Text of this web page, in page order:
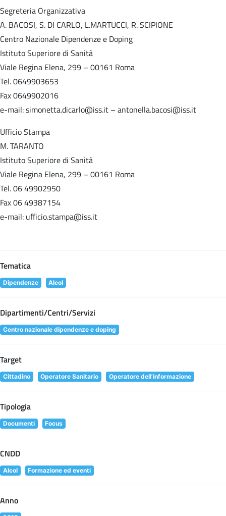
Segreteria Organizzativa
A. BACOSI, S. DI CARLO, L.MARTUCCI, R. SCIPIONE
Centro Nazionale Dipendenze e Doping
Istituto Superiore di Sanità
Viale Regina Elena, 299 – 00161 Roma
Tel. 0649903653
Fax 0649902016
e-mail: simonetta.dicarlo@iss.it – antonella.bacosi@iss.it
Ufficio Stampa
M. TARANTO
Istituto Superiore di Sanità
Viale Regina Elena, 299 – 00161 Roma
Tel. 06 49902950
Fax 06 49387154
e-mail: ufficio.stampa@iss.it
Tematica
Dipendenze Alcol
Dipartimenti/Centri/Servizi
Centro nazionale dipendenze e doping
Target
Cittadino Operatore Sanitario Operatore dell'informazione
Tipologia
Documenti Focus
CNDD
Alcol Formazione ed eventi
Anno